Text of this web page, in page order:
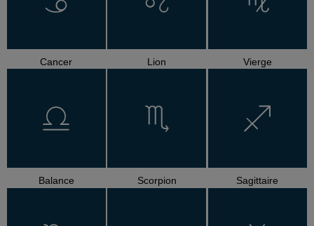
Cancer Lion Vierge
Balance Scorpion Sagittaire